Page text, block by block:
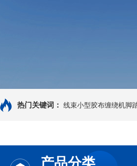
热门关键词： 线束小型胶布缠绕机脚
产品分类